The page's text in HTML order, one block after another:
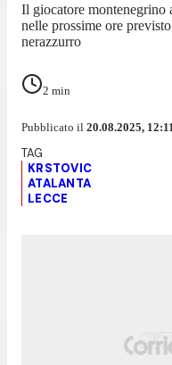
Il giocatore
nelle prossime ore
nerazzurro
2 min
Pubblicato il 20.08.2025, 12:11
KRSTOVIC
ATALANTA
LECCE